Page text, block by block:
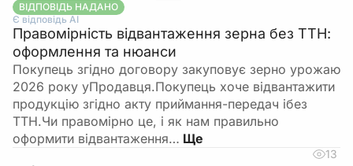
ВІДПОВІДЬ НАДАНО
Є відповідь АІ
Правомірність відвантаження зерна без ТТН:
оформлення та нюанси
Покупець згідно договору закуповує зерно урожаю
2026 року уПродавця.Покупець хоче відвантажити
продукцію згідно акту приймання-передач ібез
ТТН.Чи правомірно це, і як нам правильно
оформити відвантаження…
13